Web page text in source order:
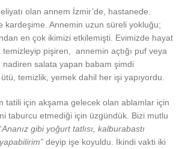
olan annem İzmir’de, hastanede.
kardeşime. Annemin uzun süreli yokluğu;
en çok ikimizi etkilemişti. Evimizde hayat
temizleyip pişiren, annemin açtığı puf veya
nadiren salata yapan babam şimdi
ütü, temizlik, yemek dahil her işi yapıyordu.
tatili için akşama gelecek olan ablamlar için
taburcu etmediği için üzgündük. Bizi mutlu
Ananız gibi yoğurt tatlısı, kalburabastı
deyip işe koyuldu. İkindi vakti iki